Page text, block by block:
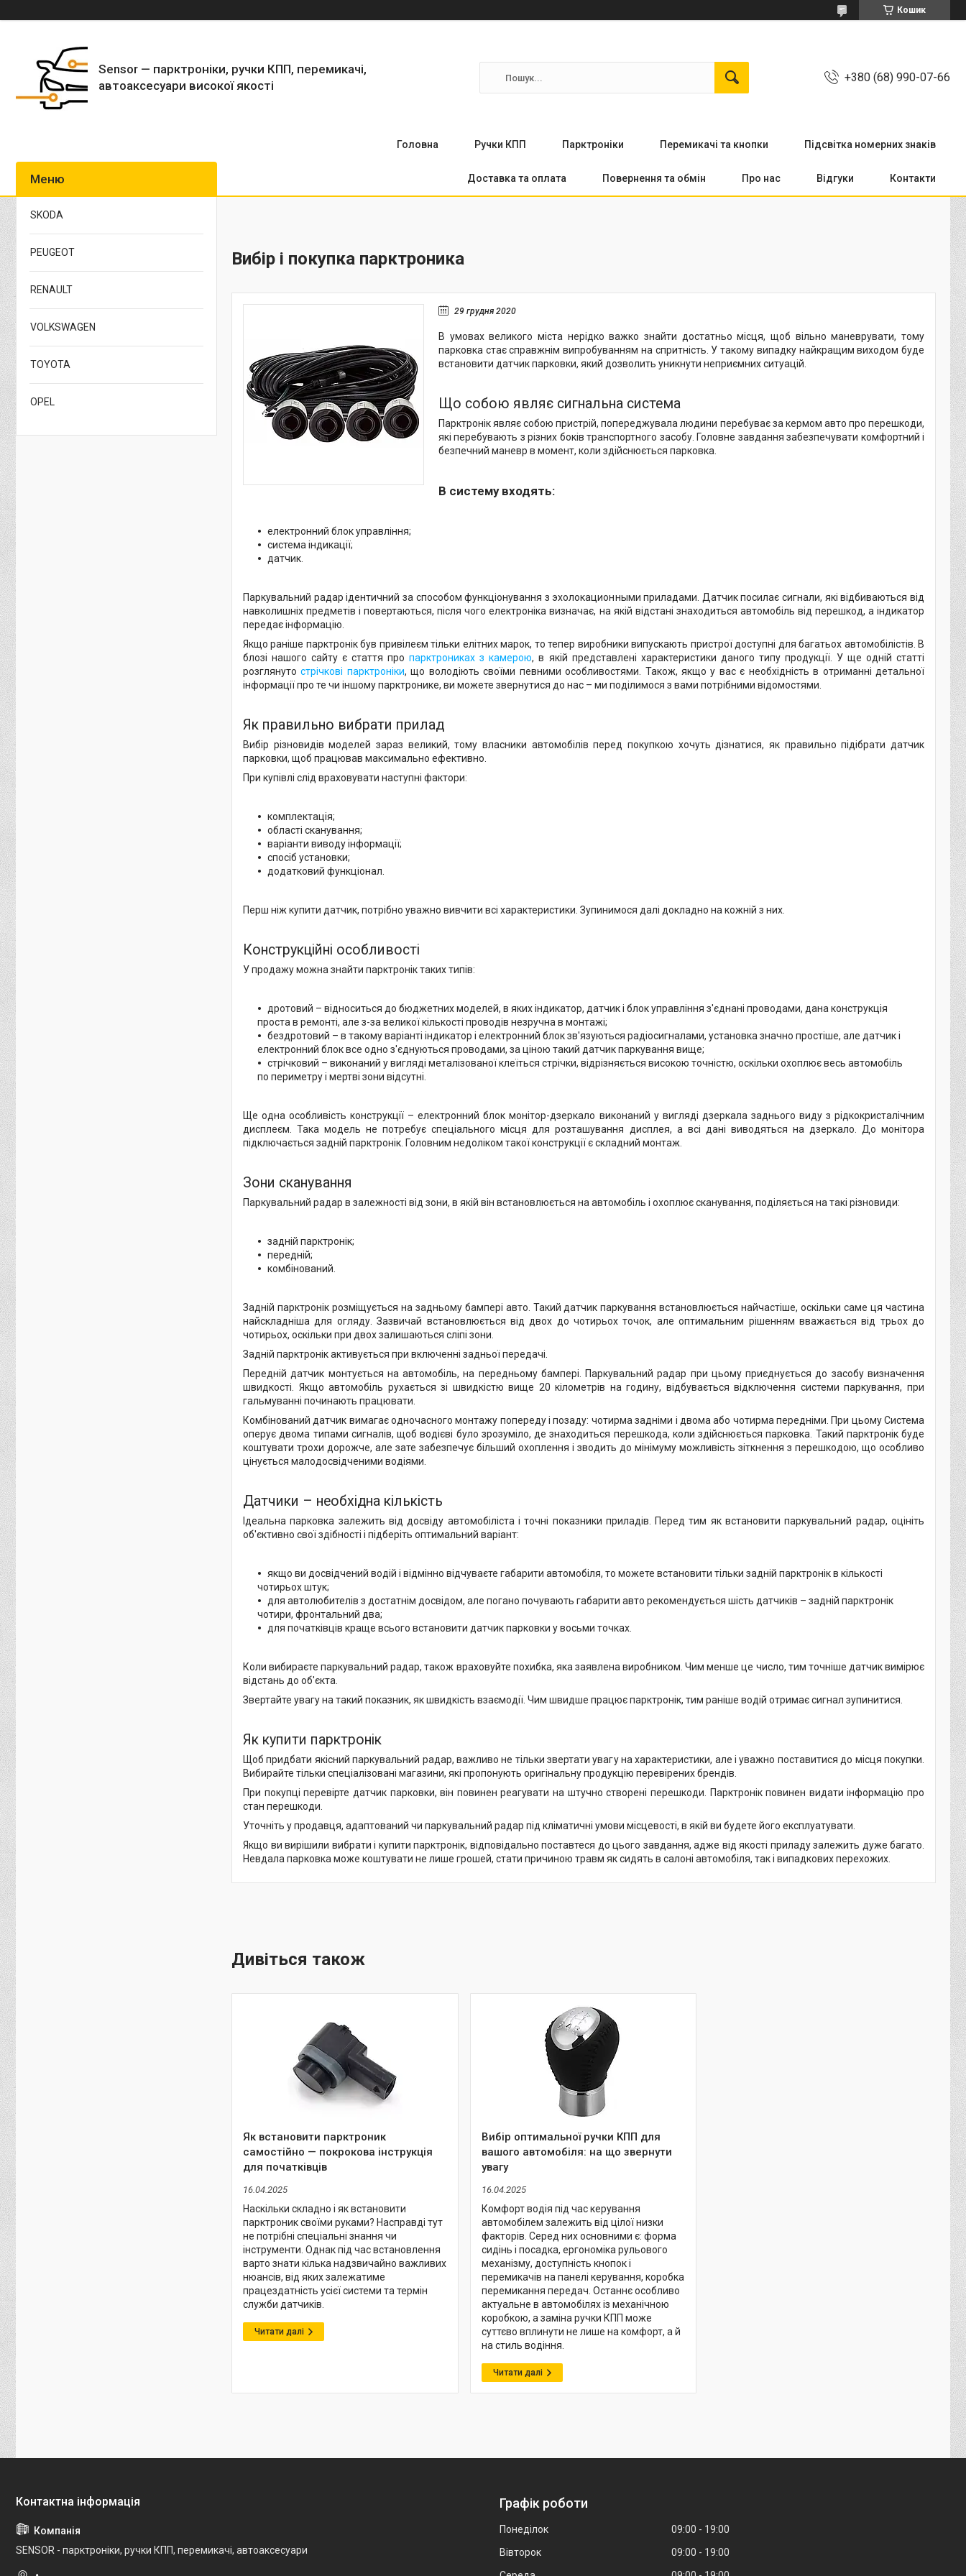
Кошик
Sensor — парктроніки, ручки КПП, перемикачі,
автоаксесуари високої якості
+380 (68) 990-07-66
Головна Ручки КПП Парктронiки Перемикачi та кнопки Підсвітка номерних знаків
Доставка та оплата Повернення та обмін Про нас Відгуки Контакти
Вибір і покупка парктроника
29 грудня 2020
В умовах великого міста нерідко важко знайти достатньо місця, щоб вільно маневрувати, тому
парковка стає справжнім випробуванням на спритність. У такому випадку найкращим виходом буде
встановити датчик парковки, який дозволить уникнути неприємних ситуацій.
Що собою являє сигнальна система
Парктронік являє собою пристрій, попереджувала людини перебуває за кермом авто про перешкоди,
які перебувають з різних боків транспортного засобу. Головне завдання забезпечувати комфортний і
безпечний маневр в момент, коли здійснюється парковка.
В систему входять:
електронний блок управління;
система індикації;
датчик.
Паркувальний радар ідентичний за способом функціонування з эхолокационными приладами. Датчик посилає сигнали, які відбиваються від
навколишніх предметів і повертаються, після чого електроніка визначає, на якій відстані знаходиться автомобіль від перешкод, а індикатор
передає інформацію.
Якщо раніше парктронік був привілеєм тільки елітних марок, то тепер виробники випускають пристрої доступні для багатьох автомобілістів. В
блозі нашого сайту є стаття пропарктрониках з камерою, в якій представлені характеристики даного типу продукції. У ще одній статті
розглянутострічкові парктроніки, що володіють своїми певними особливостями. Також, якщо у вас є необхідність в отриманні детальної
інформації про те чи іншому парктронике, ви можете звернутися до нас – ми поділимося з вами потрібними відомостями.
Як правильно вибрати прилад
Вибір різновидів моделей зараз великий, тому власники автомобілів перед покупкою хочуть дізнатися, як правильно підібрати датчик
парковки, щоб працював максимально ефективно.
При купівлі слід враховувати наступні фактори:
комплектація;
області сканування;
варіанти виводу інформації;
спосіб установки;
додатковий функціонал.
Перш ніж купити датчик, потрібно уважно вивчити всі характеристики. Зупинимося далі докладно на кожній з них.
Конструкційні особливості
У продажу можна знайти парктронік таких типів:
дротовий – відноситься до бюджетних моделей, в яких індикатор, датчик і блок управління з'єднані проводами, дана конструкція
проста в ремонті, але з-за великої кількості проводів незручна в монтажі;
бездротовий – в такому варіанті індикатор і електронний блок зв'язуються радіосигналами, установка значно простіше, але датчик і
електронний блок все одно з'єднуються проводами, за ціною такий датчик паркування вище;
стрічковий – виконаний у вигляді металізованої клеїться стрічки, відрізняється високою точністю, оскільки охоплює весь автомобіль
по периметру і мертві зони відсутні.
Ще одна особливість конструкції – електронний блок монітор-дзеркало виконаний у вигляді дзеркала заднього виду з рідкокристалічним
дисплеєм. Така модель не потребує спеціального місця для розташування дисплея, а всі дані виводяться на дзеркало. До монітора
підключається задній парктронік. Головним недоліком такої конструкції є складний монтаж.
Зони сканування
Паркувальний радар в залежності від зони, в якій він встановлюється на автомобіль і охоплює сканування, поділяється на такі різновиди:
задній парктронік;
передній;
комбінований.
Задній парктронік розміщується на задньому бампері авто. Такий датчик паркування встановлюється найчастіше, оскільки саме ця частина
найскладніша для огляду. Зазвичай встановлюється від двох до чотирьох точок, але оптимальним рішенням вважається від трьох до
чотирьох, оскільки при двох залишаються сліпі зони.
Задній парктронік активується при включенні задньої передачі.
Передній датчик монтується на автомобіль, на передньому бампері. Паркувальний радар при цьому приєднується до засобу визначення
швидкості. Якщо автомобіль рухається зі швидкістю вище 20 кілометрів на годину, відбувається відключення системи паркування, при
гальмуванні починають працювати.
Комбінований датчик вимагає одночасного монтажу попереду і позаду: чотирма задніми і двома або чотирма передніми. При цьому Система
оперує двома типами сигналів, щоб водієві було зрозуміло, де знаходиться перешкода, коли здійснюється парковка. Такий парктронік буде
коштувати трохи дорожче, але зате забезпечує більший охоплення і зводить до мінімуму можливість зіткнення з перешкодою, що особливо
цінується малодосвідченими водіями.
Датчики – необхідна кількість
Ідеальна парковка залежить від досвіду автомобіліста і точні показники приладів. Перед тим як встановити паркувальний радар, оцініть
об'єктивно свої здібності і підберіть оптимальний варіант:
якщо ви досвідчений водій і відмінно відчуваєте габарити автомобіля, то можете встановити тільки задній парктронік в кількості
чотирьох штук;
для автолюбителів з достатнім досвідом, але погано почувають габарити авто рекомендується шість датчиків – задній парктронік
чотири, фронтальний два;
для початківців краще всього встановити датчик парковки у восьми точках.
Коли вибираєте паркувальний радар, також враховуйте похибка, яка заявлена виробником. Чим менше це число, тим точніше датчик вимірює
відстань до об'єкта.
Звертайте увагу на такий показник, як швидкість взаємодії. Чим швидше працює парктронік, тим раніше водій отримає сигнал зупинитися.
Як купити парктронік
Щоб придбати якісний паркувальний радар, важливо не тільки звертати увагу на характеристики, але і уважно поставитися до місця покупки.
Вибирайте тільки спеціалізовані магазини, які пропонують оригінальну продукцію перевірених брендів.
При покупці перевірте датчик парковки, він повинен реагувати на штучно створені перешкоди. Парктронік повинен видати інформацію про
стан перешкоди.
Уточніть у продавця, адаптований чи паркувальний радар під кліматичні умови місцевості, в якій ви будете його експлуатувати.
Якщо ви вирішили вибрати і купити парктронік, відповідально поставтеся до цього завдання, адже від якості приладу залежить дуже багато.
Невдала парковка може коштувати не лише грошей, стати причиною травм як сидять в салоні автомобіля, так і випадкових перехожих.
Як встановити парктроник
самостійно — покрокова інструкція
для початківців
16.04.2025
Наскільки складно і як встановити
парктроник своїми руками? Насправді тут
не потрібні спеціальні знання чи
інструменти. Однак під час встановлення
варто знати кілька надзвичайно важливих
нюансів, від яких залежатиме
працездатність усієї системи та термін
служби датчиків.
Вибір оптимальної ручки КПП для
вашого автомобіля: на що звернути
увагу
16.04.2025
Комфорт водія під час керування
автомобілем залежить від цілої низки
факторів. Серед них основними є: форма
сидінь і посадка, ергономіка рульового
механізму, доступність кнопок і
перемикачів на панелі керування, коробка
перемикання передач. Останнє особливо
актуальне в автомобілях із механічною
коробкою, а заміна ручки КПП може
суттєво вплинути не лише на комфорт, а й
на стиль водіння.
SKODA
PEUGEOT
RENAULT
VOLKSWAGEN
TOYOTA
OPEL
SENSOR - парктроніки, ручки КПП, перемикачі, автоаксесуари
Графік роботи
Понеділок 09:00
19:00
Вівторок
09:00
19:00